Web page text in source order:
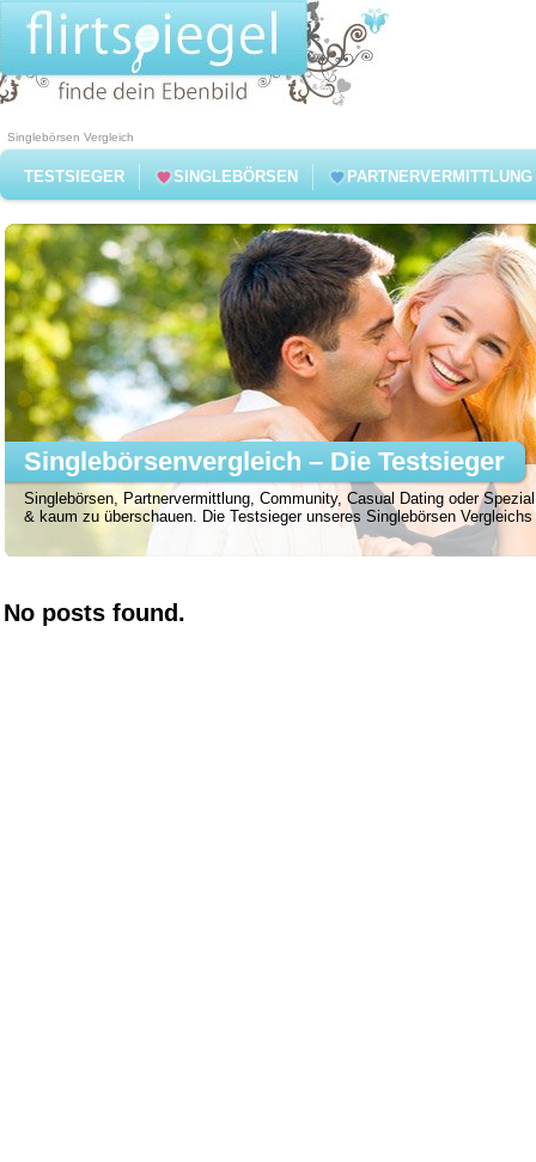
Singlebörsen Vergleich
TESTSIEGER SINGLEBÖRSEN PARTNERVERMITTLUNG
Singlebörsen, Partnervermittlung, Community, Casual Dating oder
& kaum zu überschauen. Die Testsieger unseres Singlebörsen
Singlebörsenvergleich – Die Testsieger
No posts found.